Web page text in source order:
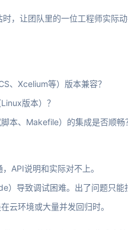
，让团队里的一位工程师实际
、Xcelium等）版本兼容？
版本）？
本、Makefile）的集成是否顺畅
API说明和实际对不上。
导致调试困难。出了问题只能
云环境或大量并发回归时。